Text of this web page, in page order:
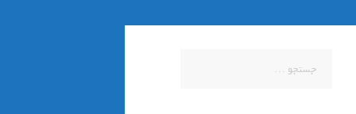
برای: